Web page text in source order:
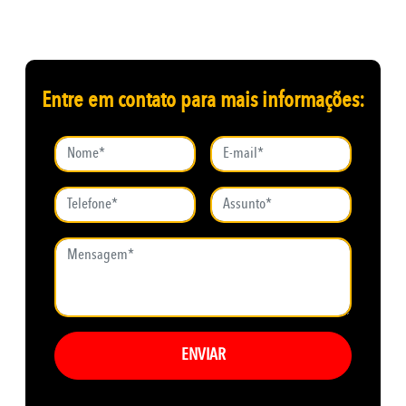
Entre em contato para mais informações:
ENVIAR